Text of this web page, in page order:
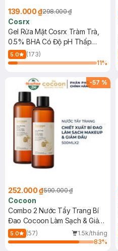
139.000 ₫298.000 ₫
Cosrx
Gel Rửa Mặt Cosrx Tràm Trà,
0.5% BHA Có Độ pH Thấp
150ml
5.0
(173)
11%
-57 %
252.000 ₫590.000 ₫
Cocoon
Combo 2 Nước Tẩy Trang Bí
Đao Cocoon Làm Sạch & Giảm
Dầu 500ml
5.0 (57)
1.5k/tháng
83%